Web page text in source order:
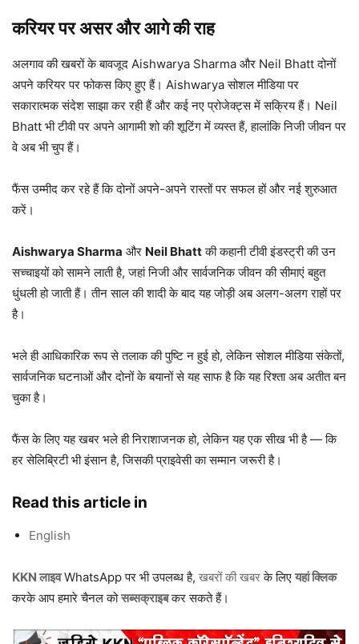
करियर पर असर और आगे की राह
अलगाव की खबरों के बावजूद Aishwarya Sharma और Neil Bhatt दोनों
अपने करियर पर फोकस किए हुए हैं। Aishwarya सोशल मीडिया पर
सकारात्मक संदेश साझा कर रही हैं और कई नए प्रोजेक्ट्स में सक्रिय हैं। Neil
Bhatt भी टीवी पर अपने आगामी शो की शूटिंग में व्यस्त हैं, हालांकि निजी जीवन पर
वे अब भी चुप हैं।
फैंस उम्मीद कर रहे हैं कि दोनों अपने-अपने रास्तों पर सफल हों और नई शुरुआत
करें।
Aishwarya Sharma और Neil Bhattकी कहानी टीवी इंडस्ट्री की उन
सच्चाइयों को सामने लाती है, जहां निजी और सार्वजनिक जीवन की सीमाएं बहुत
धुंधली हो जाती हैं। तीन साल की शादी के बाद यह जोड़ी अब अलग-अलग राहों पर
है।
भले ही आधिकारिक रूप से तलाक की पुष्टि न हुई हो, लेकिन सोशल मीडिया संकेतों,
सार्वजनिक घटनाओं और दोनों के बयानों से यह साफ है कि यह रिश्ता अब अतीत बन
चुका है।
फैंस के लिए यह खबर भले ही निराशाजनक हो, लेकिन यह एक सीख भी है — कि
हर सेलिब्रिटी भी इंसान है, जिसकी प्राइवेसी का सम्मान जरूरी है।
Read this article in
English
KKN लाइवWhatsApp पर भी उपलब्ध है, खबरों की खबरके लिए यहां क्लिक
करके आप हमारे चैनल कोसब्सक्राइबकर सकते हैं।